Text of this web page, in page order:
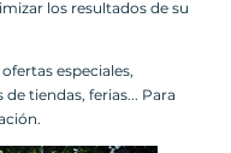
los resultados de su
especiales,
tiendas, ferias... Para